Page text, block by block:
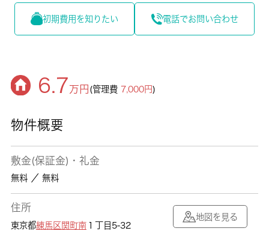
初期費用を知りたい 電話でお問い合わせ
6.7万円 (管理費 7,000円)
物件概要
敷金(保証金)・礼金
無料 ／ 無料
住所
東京都練馬区 関町南１丁目5-32
地図を見る